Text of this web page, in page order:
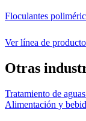
Floculantes
Ver línea de
Otras
Tratamiento de aguas
Alimentación y